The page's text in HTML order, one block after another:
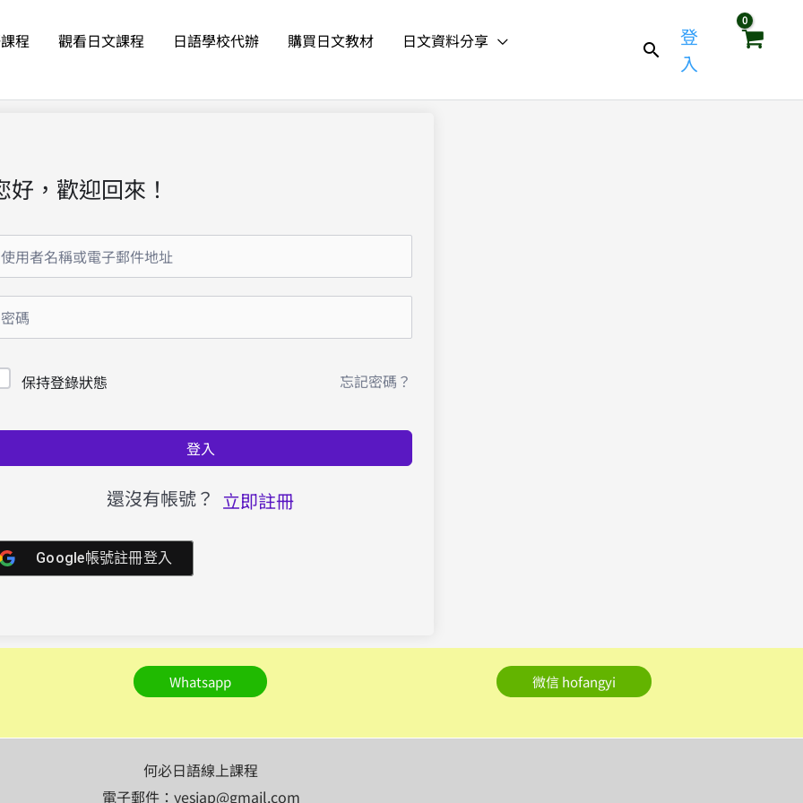
程 觀看日文課程 日語學校代辦 購買日文教材
日文資料分享
登
入
好，歡迎回來！
保持登錄狀態 忘記密碼？
登入
還沒有帳號？ 立即註冊
Google帳號註冊登入
Whatsapp 微信 hofangyi
何必日語線上課程
電子郵件：yesjap@gmail.com